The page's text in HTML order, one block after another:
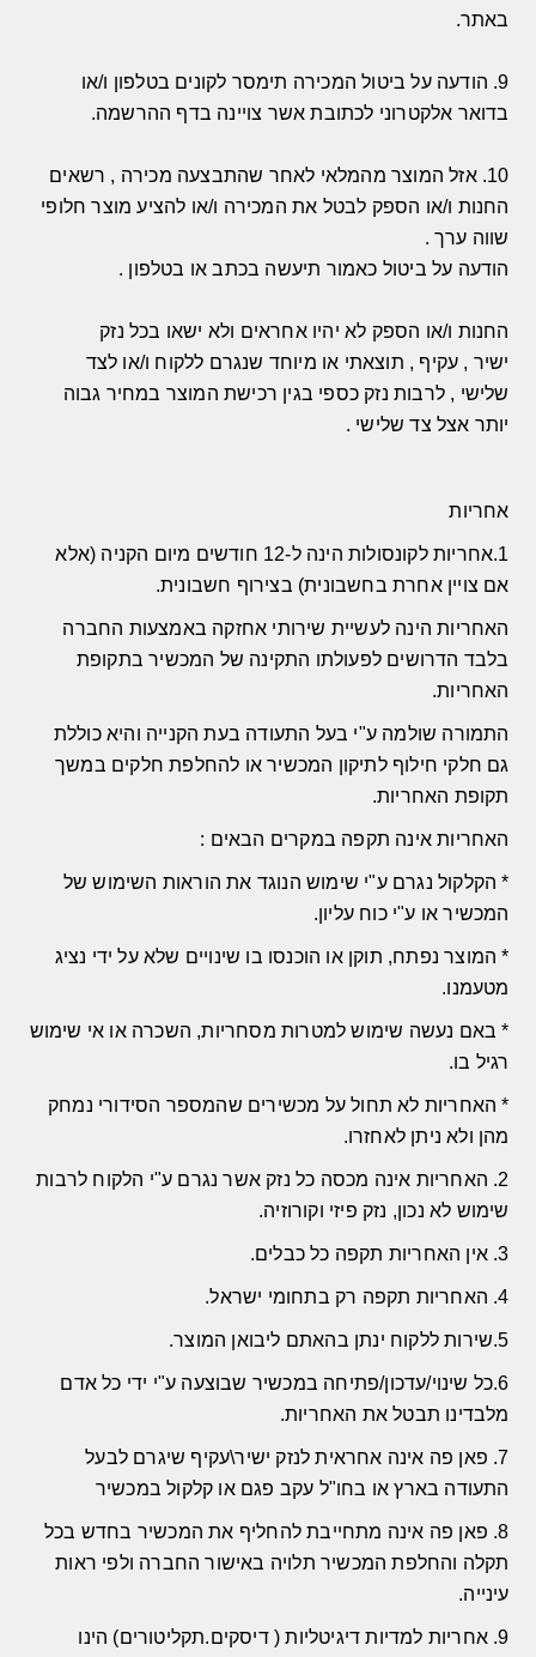
באתר.
9. הודעה על ביטול המכירה תימסר לקונים בטלפון ו/או
בדואר אלקטרוני לכתובת אשר צויינה בדף ההרשמה.
10. אזל המוצר מהמלאי לאחר שהתבצעה מכירה , רשאים
החנות ו/או הספק לבטל את המכירה ו/או להציע מוצר חלופי
שווה ערך .
הודעה על ביטול כאמור תיעשה בכתב או בטלפון .
החנות ו/או הספק לא יהיו אחראים ולא ישאו בכל נזק
ישיר , עקיף , תוצאתי או מיוחד שנגרם ללקוח ו/או לצד
שלישי ,לרבות נזק כספי בגין רכישת המוצר במחיר גבוה
יותר אצל צד שלישי .
אחריות
1.אחריות לקונסולות הינה ל-12 חודשים מיום הקניה (אלא
אם צויין אחרת בחשבונית) בצירוף חשבונית.
האחריות הינה לעשיית שירותי אחזקה באמצעות החברה
בלבד הדרושים לפעולתו התקינה של המכשיר בתקופת
האחריות.
התמורה שולמה ע"י בעל התעודה בעת הקנייה והיא כוללת
גם חלקי חילוף לתיקון המכשיר או להחלפת חלקים במשך
תקופת האחריות.
האחריות אינה תקפה במקרים הבאים :
* הקלקול נגרם ע"י שימוש הנוגד את הוראות השימוש של
המכשיר או ע"י כוח עליון.
* המוצר נפתח, תוקן או הוכנסו בו שינויים שלא על ידי נציג
מטעמנו.
* באם נעשה שימוש למטרות מסחריות, השכרה או אי שימוש
רגיל בו.
* האחריות לא תחול על מכשירים שהמספר הסידורי נמחק
מהן ולא ניתן לאחזרו.
2. האחריות אינה מכסה כל נזק אשר נגרם ע"י הלקוח לרבות
שימוש לא נכון, נזק פיזי וקורוזיה.
3. אין האחריות תקפה כל כבלים.
4. האחריות תקפה רק בתחומי ישראל.
5.שירות ללקוח ינתן בהאתם ליבואן המוצר.
6.כל שינוי/עדכון/פתיחה במכשיר שבוצעה ע"י ידי כל אדם
מלבדינו תבטל את האחריות.
7. פאן פה אינה אחראית לנזק ישיר\עקיף שיגרם לבעל
התעודה בארץ או בחו"ל עקב פגם או קלקול במכשיר
8. פאן פה אינה מתחייבת להחליף את המכשיר בחדש בכל
תקלה והחלפת המכשיר תלויה באישור החברה ולפי ראות
עינייה.
9. אחריות למדיות דיגיטליות ( דיסקים.תקליטורים) הינו